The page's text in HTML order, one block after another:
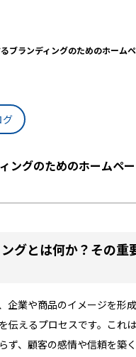
ブランディングのためのホーム
グ
ングのためのホームペ
グとは何か？その重
企業や商品のイメージを形
伝えるプロセスです。これ
ず、顧客の感情や信頼を築